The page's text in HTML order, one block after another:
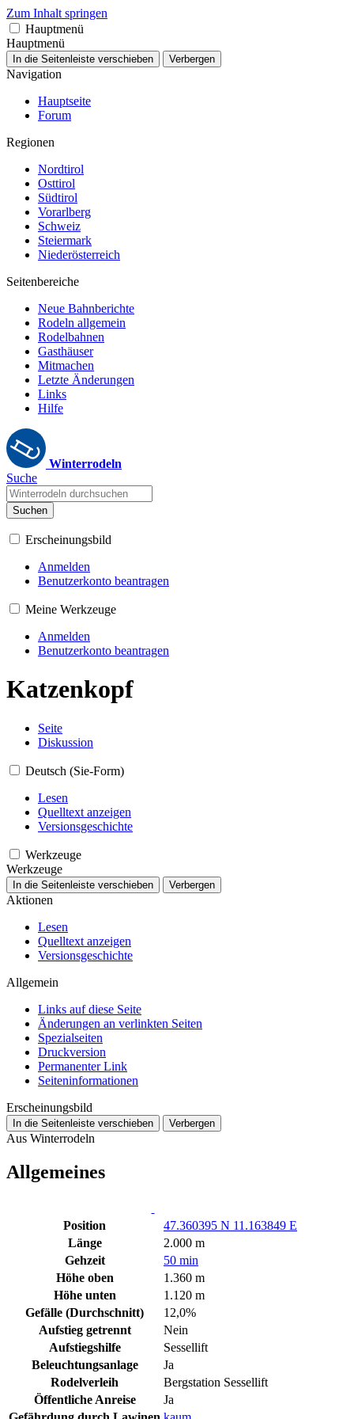
Zum Inhalt springen
Hauptmenü
Hauptmenü
In die Seitenleiste verschieben Verbergen
Navigation
Hauptseite
Forum
Regionen
Nordtirol
Osttirol
Südtirol
Vorarlberg
Schweiz
Steiermark
Niederösterreich
Seitenbereiche
Neue Bahnberichte
Rodeln allgemein
Rodelbahnen
Gasthäuser
Mitmachen
Letzte Änderungen
Links
Hilfe
Winterrodeln
Suche
Suchen
Erscheinungsbild
Anmelden
Benutzerkonto beantragen
Meine Werkzeuge
Anmelden
Benutzerkonto beantragen
Katzenkopf
Seite
Diskussion
Deutsch (Sie-Form)
Lesen
Quelltext anzeigen
Versionsgeschichte
Werkzeuge
Werkzeuge
In die Seitenleiste verschieben Verbergen
Aktionen
Lesen
Quelltext anzeigen
Versionsgeschichte
Allgemein
Links auf diese Seite
Änderungen an verlinkten Seiten
Spezialseiten
Druckversion
Permanenter Link
Seiten­­informationen
Erscheinungsbild
In die Seitenleiste verschieben Verbergen
Aus Winterrodeln
Allgemeines
Position
47.360395 N 11.163849 E
Länge
2.000 m
Gehzeit
50 min
Höhe oben
1.360 m
Höhe unten
1.120 m
Gefälle (Durchschnitt)
12,0%
Aufstieg getrennt
Nein
Aufstiegshilfe
Sessellift
Beleuchtungsanlage
Ja
Rodelverleih
Bergstation Sessellift
Öffentliche Anreise
Ja